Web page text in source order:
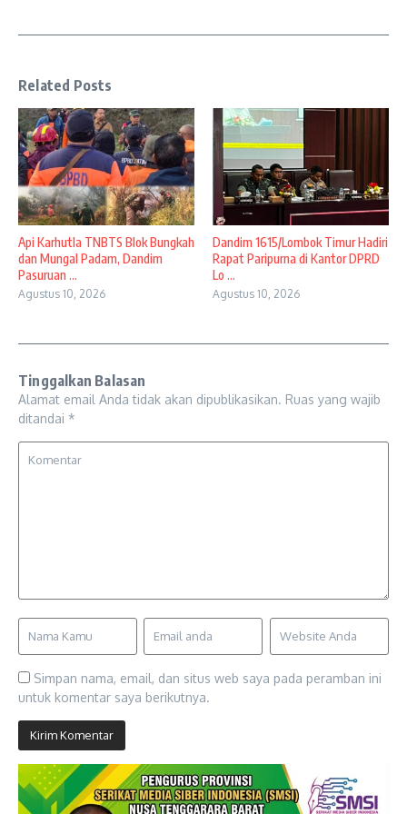
Related Posts
Api Karhutla TNBTS Blok Bungkah
dan Mungal Padam, Dandim
Pasuruan ...
Agustus 10, 2026
Dandim 1615/Lombok Timur Hadiri
Rapat Paripurna di Kantor DPRD
Lo ...
Agustus 10, 2026
Tinggalkan Balasan
Alamat email Anda tidak akan dipublikasikan. Ruas yang wajib
ditandai *
Simpan nama, email, dan situs web saya pada peramban ini
untuk komentar saya berikutnya.